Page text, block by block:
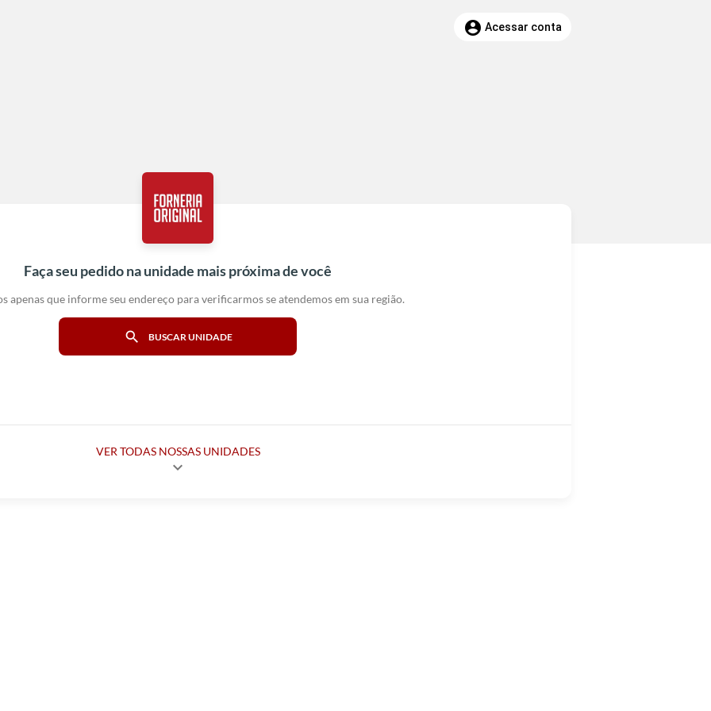
account_circle Acessar conta
Faça seu pedido na unidade mais próxima de você
apenas que informe seu endereço para verificarmos se atendemos em sua região.
search BUSCAR UNIDADE
VER TODAS NOSSAS UNIDADES
expand_more